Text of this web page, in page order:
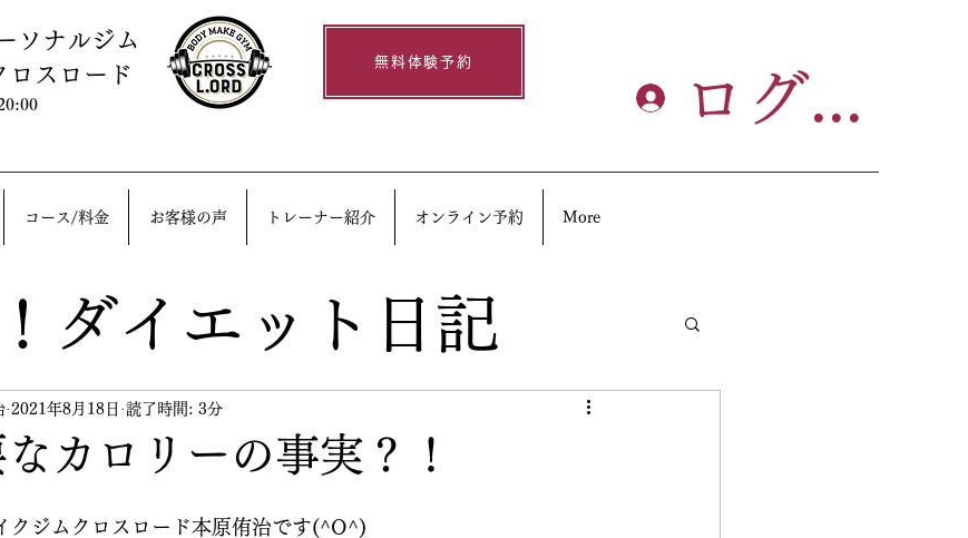
ソナルジム
ロスロード
無料体験予約
ログイン
コース/料金 お客様の声 トレーナー紹介 オンライン予約 More
ダイエット日記
カロリーの事実？！
2021年8月18日 読了時間: 3分
クジムクロスロード本原侑治です(^O^)